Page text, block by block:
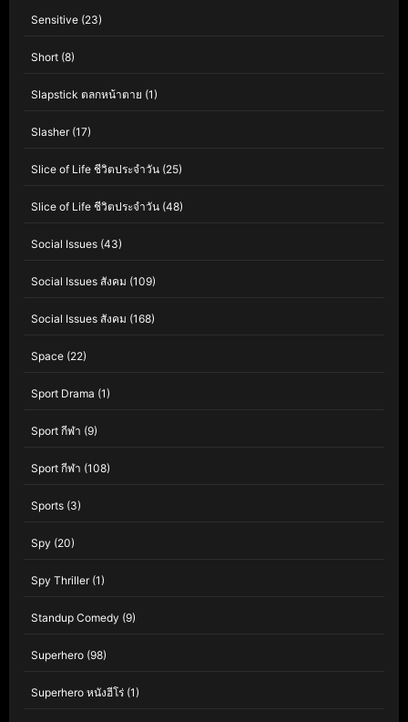
Sensitive (23)
Short (8)
Slapstick ตลกหน้าตาย (1)
Slasher(17)
Slice of Life ชีวิตประจำวัน (25)
Slice of Life ชีวิตประจำวัน (48)
Social Issues (43)
Social Issues สังคม (109)
Social Issues สังคม (168)
Space (22)
Sport Drama (1)
Sport กีฬา (9)
Sport กีฬา (108)
Sports (3)
Spy (20)
Spy Thriller(1)
Standup Comedy (9)
Superhero (98)
Superhero หนังฮีโร่ (1)